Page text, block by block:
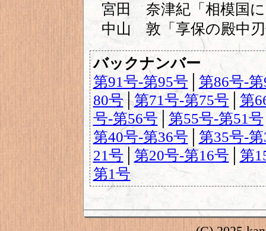
宮田 奈津紀「相模国
中山 敦「享保の殿中
バックナンバー
第91号-第95号
第86号-
80号│第71号-第75号
第
号-第56号
第55号-第51号
第40号-第36号
第35号-
21号
第20号-第16号│ 第
第1号